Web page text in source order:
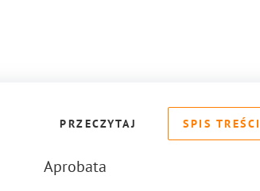
PRZECZYTAJ SPIS TREŚCI
Aprobata